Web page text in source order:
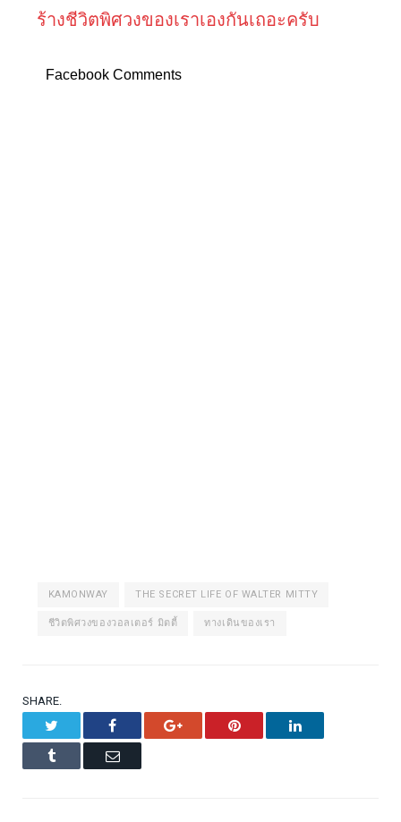
ร้างชีวิตพิศวงของเราเองกันเถอะครับ
Facebook Comments
KAMONWAY THE SECRET LIFE OF WALTER MITTY
ชีวิตพิศวงของวอลเตอร์ มิตตี้ ทางเดินของเรา
SHARE.
Facebook Google+ Pinterest LinkedIn
Tumblr Email